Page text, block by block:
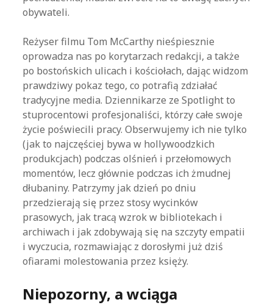
obywateli.
Reżyser filmu Tom McCarthy nieśpiesznie
oprowadza nas po korytarzach redakcji, a także
po bostońskich ulicach i kościołach, dając widzom
prawdziwy pokaz tego, co potrafią zdziałać
tradycyjne media. Dziennikarze ze Spotlight to
stuprocentowi profesjonaliści, którzy całe swoje
życie poświecili pracy. Obserwujemy ich nie tylko
(jak to najczęściej bywa w hollywoodzkich
produkcjach) podczas olśnień i przełomowych
momentów, lecz głównie podczas ich żmudnej
dłubaniny. Patrzymy jak dzień po dniu
przedzierają się przez stosy wycinków
prasowych, jak tracą wzrok w bibliotekach i
archiwach i jak zdobywają się na szczyty empatii
i wyczucia, rozmawiając z dorosłymi już dziś
ofiarami molestowania przez księży.
Niepozorny, a wciąga